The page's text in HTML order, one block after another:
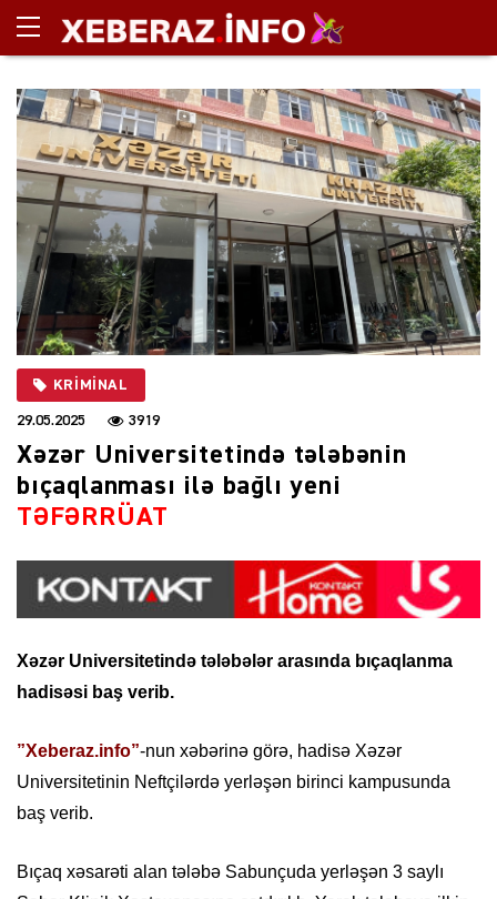
KRIMINAL
29.05.2025 3919
Xəzər Universitetində tələbənin
bıçaqlanması ilə bağlı yeni
TƏFƏRRÜAT
Xəzər Universitetində tələbələr arasında bıçaqlanma
hadisəsi baş verib.
”Xeberaz.info”-nun xəbərinə görə, hadisə Xəzər
Universitetinin Neftçilərdə yerləşən birinci kampusunda
baş verib.
Bıçaq xəsarəti alan tələbə Sabunçuda yerləşən 3 saylı